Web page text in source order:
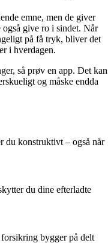
emne, men de giver
give ro i sindet. Når
på få tryk, bliver det
i hverdagen.
så prøv en app. Det kan
og måske endda
du konstruktivt – også når
du dine efterladte
bygger på delt